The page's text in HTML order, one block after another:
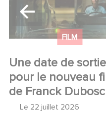
FILM
Une date de sortie
pour le nouveau
de Franck Dubosc
Le 22 juillet 2026
Dubosc